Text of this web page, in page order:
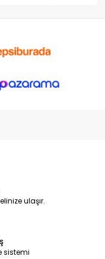
ulaşır.
sistemi